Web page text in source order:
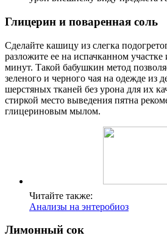
Глицерин и поваренная соль
Сделайте кашицу из слегка
разложите ее на испачканном
минут. Такой бабушкин метод
зеленого и черного чая на одежде из
шерстяных тканей без урона для их
стиркой место выведения пятна
глицериновым мылом.
Читайте также:
Анализы на энтеробиоз
Лимонный сок